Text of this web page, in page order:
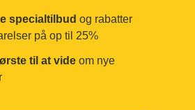
specialtilbud og rabatter
på op til 25%
til at vide om nye